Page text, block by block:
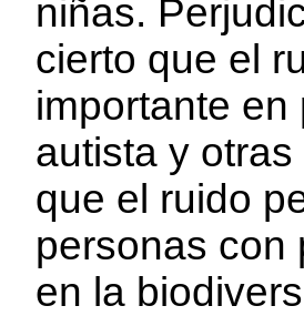
niñas.
cierto que el
importante
autista y
que el ruido
personas con
en la